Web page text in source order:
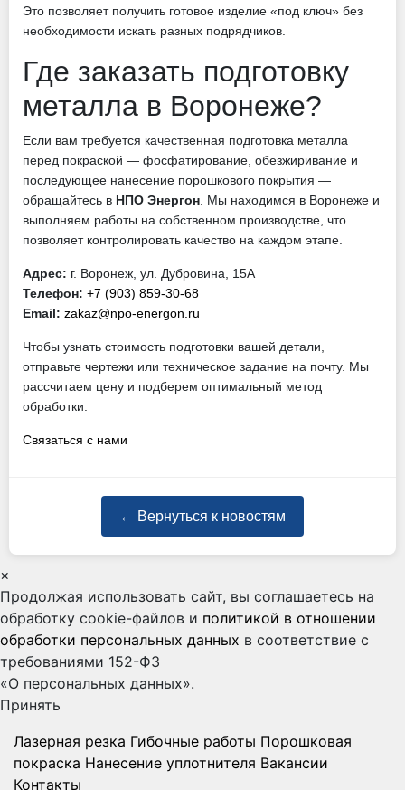
Это позволяет получить готовое изделие «под ключ» без
необходимости искать разных подрядчиков.
Где заказать подготовку
металла в Воронеже?
Если вам требуется качественная подготовка металла
перед покраской — фосфатирование, обезжиривание и
последующее нанесение порошкового покрытия —
обращайтесь в НПО Энергон . Мы находимся в Воронеже и
выполняем работы на собственном производстве, что
позволяет контролировать качество на каждом этапе.
Адрес: г. Воронеж, ул. Дубровина, 15А
Телефон: +7 (903) 859-30-68
Email: zakaz@npo-energon.ru
Чтобы узнать стоимость подготовки вашей детали,
отправьте чертежи или техническое задание на почту. Мы
рассчитаем цену и подберем оптимальный метод
обработки.
Связаться с нами
← Вернуться к новостям
×
Продолжая использовать сайт, вы соглашаетесь на
обработку cookie-файлов и политикой в отношении
обработки персональных данных в соответствие с
требованиями 152-ФЗ
«О персональных данных».
Принять
Лазерная резка Гибочные работы Порошковая
покраска Нанесение уплотнителя Вакансии
Контакты